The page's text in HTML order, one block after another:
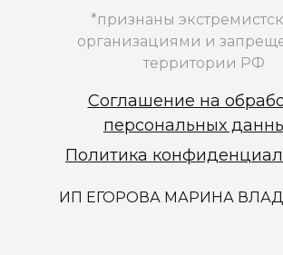
Читать подробнее
ИП ЕГОРОВА МАРИНА
Соглашение на
персональных
Политика
*признаны
организациями и
территории РФ